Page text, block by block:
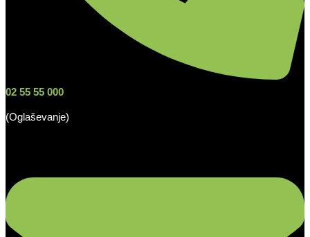
02 55 55 000
(Oglaševanje)